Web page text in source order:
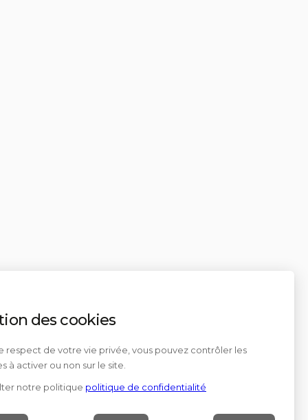
des cookies
respect de votre vie privée, vous pouvez contrôler les
à activer ou non sur le site.
notre politique politique de confidentialité